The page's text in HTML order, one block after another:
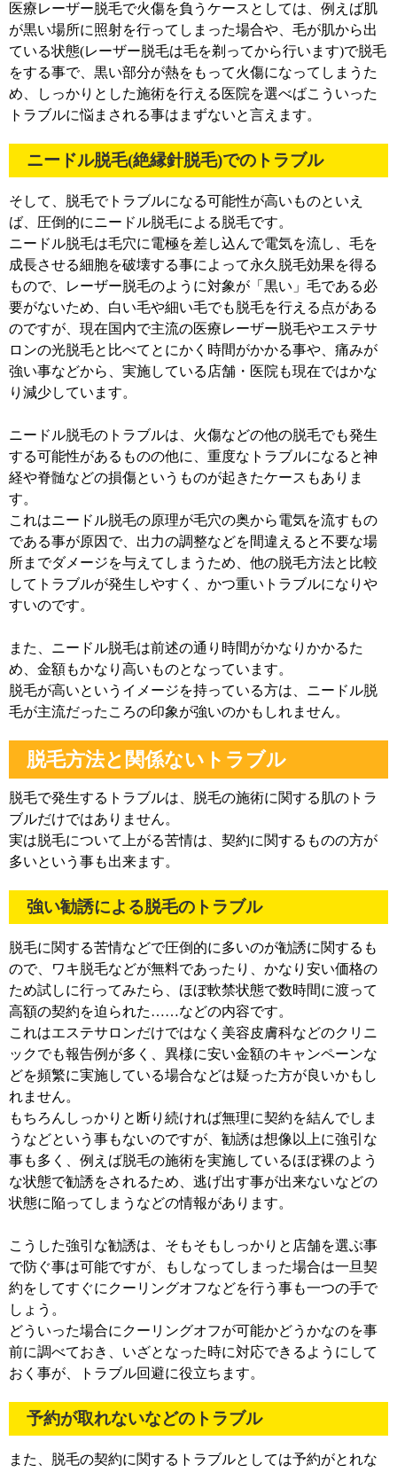
医療レーザー脱毛で火傷を負うケースとしては、例えば肌
が黒い場所に照射を行ってしまった場合や、毛が肌から出
ている状態(レーザー脱毛は毛を剃ってから行います)で脱毛
をする事で、黒い部分が熱をもって火傷になってしまうた
め、しっかりとした施術を行える医院を選べばこういった
トラブルに悩まされる事はまずないと言えます。
ニードル脱毛(絶縁針脱毛)でのトラブル
そして、脱毛でトラブルになる可能性が高いものといえ
ば、圧倒的にニードル脱毛による脱毛です。
ニードル脱毛は毛穴に電極を差し込んで電気を流し、毛を
成長させる細胞を破壊する事によって永久脱毛効果を得る
もので、レーザー脱毛のように対象が「黒い」毛である必
要がないため、白い毛や細い毛でも脱毛を行える点がある
のですが、現在国内で主流の医療レーザー脱毛やエステサ
ロンの光脱毛と比べてとにかく時間がかかる事や、痛みが
強い事などから、実施している店舗・医院も現在ではかな
り減少しています。
ニードル脱毛のトラブルは、火傷などの他の脱毛でも発生
する可能性があるものの他に、重度なトラブルになると神
経や脊髄などの損傷というものが起きたケースもありま
す。
これはニードル脱毛の原理が毛穴の奥から電気を流すもの
である事が原因で、出力の調整などを間違えると不要な場
所までダメージを与えてしまうため、他の脱毛方法と比較
してトラブルが発生しやすく、かつ重いトラブルになりや
すいのです。
また、ニードル脱毛は前述の通り時間がかなりかかるた
め、金額もかなり高いものとなっています。
脱毛が高いというイメージを持っている方は、ニードル脱
毛が主流だったころの印象が強いのかもしれません。
脱毛方法と関係ないトラブル
脱毛で発生するトラブルは、脱毛の施術に関する肌のトラ
ブルだけではありません。
実は脱毛について上がる苦情は、契約に関するものの方が
多いという事も出来ます。
強い勧誘による脱毛のトラブル
脱毛に関する苦情などで圧倒的に多いのが勧誘に関するも
ので、ワキ脱毛などが無料であったり、かなり安い価格の
ため試しに行ってみたら、ほぼ軟禁状態で数時間に渡って
高額の契約を迫られた……などの内容です。
これはエステサロンだけではなく美容皮膚科などのクリニ
ックでも報告例が多く、異様に安い金額のキャンペーンな
どを頻繁に実施している場合などは疑った方が良いかもし
れません。
もちろんしっかりと断り続ければ無理に契約を結んでしま
うなどという事もないのですが、勧誘は想像以上に強引な
事も多く、例えば脱毛の施術を実施しているほぼ裸のよう
な状態で勧誘をされるため、逃げ出す事が出来ないなどの
状態に陥ってしまうなどの情報があります。
こうした強引な勧誘は、そもそもしっかりと店舗を選ぶ事
で防ぐ事は可能ですが、もしなってしまった場合は一旦契
約をしてすぐにクーリングオフなどを行う事も一つの手で
しょう。
どういった場合にクーリングオフが可能かどうかなのを事
前に調べておき、いざとなった時に対応できるようにして
おく事が、トラブル回避に役立ちます。
予約が取れないなどのトラブル
また、脱毛の契約に関するトラブルとしては予約がとれな